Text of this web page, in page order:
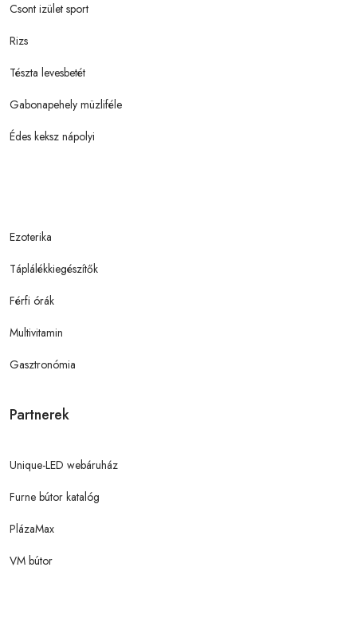
Csont izület sport
Rizs
Tészta levesbetét
Gabonapehely müzliféle
Édes keksz nápolyi
Ezoterika
Táplálékkiegészítők
Férfi órák
Multivitamin
Gasztronómia
Partnerek
Unique-LED webáruház
Furne bútor katalóg
PlázaMax
VM bútor